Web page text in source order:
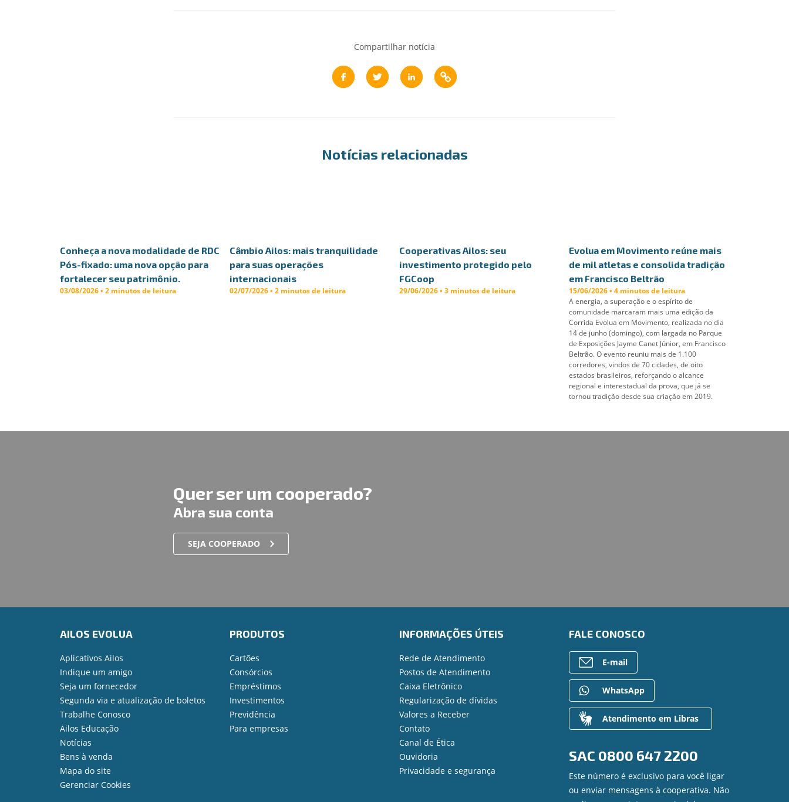
Compartilhar notícia
Notícias relacionadas
Conheça a nova modalidade de RDC
Pós-fixado: uma nova opção para
fortalecer seu patrimônio.
03/08/2026 • 2 minutos de leitura
Câmbio Ailos: mais tranquilidade
para suas operações
internacionais
02/07/2026 • 2 minutos de leitura
Cooperativas Ailos: seu
investimento protegido pelo
FGCoop
29/06/2026 • 3 minutos de leitura
Evolua em Movimento reúne mais
de mil atletas e consolida tradição
em Francisco Beltrão
15/06/2026 • 4 minutos de leitura
A energia, a superação e o espírito de
comunidade marcaram mais uma edição da
Corrida Evolua em Movimento, realizada no dia
14 de junho (domingo), com largada no Parque
de Exposições Jayme Canet Júnior, em Francisco
Beltrão. O evento reuniu mais de 1.100
corredores, vindos de 70 cidades, de oito
estados brasileiros, reforçando o alcance
regional e interestadual da prova, que já se
tornou tradição desde sua criação em 2019.
Quer ser um cooperado?
Abra sua conta
SEJA COOPERADO
AILOS EVOLUA
Aplicativos Ailos
Indique um amigo
Seja um fornecedor
Segunda via e atualização de boletos
Trabalhe Conosco
Ailos Educação
Notícias
Bens à venda
Mapa do site
Gerenciar Cookies
PRODUTOS
Cartões
Consórcios
Empréstimos
Investimentos
Previdência
Para empresas
INFORMAÇÕES ÚTEIS
Rede de Atendimento
Postos de Atendimento
Caixa Eletrônico
Regularização de dívidas
Valores a Receber
Contato
Canal de Ética
Ouvidoria
Privacidade e segurança
FALE CONOSCO
E-mail
WhatsApp
Atendimento em Libras
SAC 0800 647 2200
Este número é exclusivo para você ligar
ou enviar mensagens à cooperativa. Não